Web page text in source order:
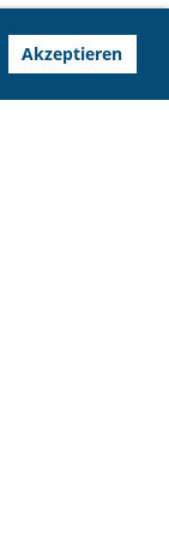
Akzeptieren